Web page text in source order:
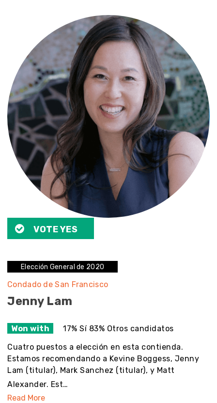
VOTE YES
Elección General de 2020
Condado de San Francisco
Jenny Lam
Won with 17% Sí 83% Otros candidatos
Cuatro puestos a elección en esta contienda.
Estamos recomendando a Kevine Boggess, Jenny
Lam (titular), Mark Sanchez (titular), y Matt
Alexander. Est…
Read More